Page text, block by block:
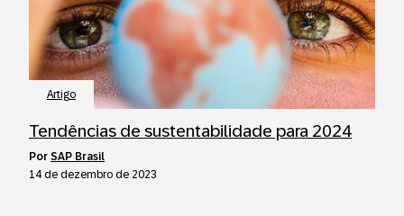
Artigo
Tendências de sustentabilidade para 2024
por SAP Brasil
14 de dezembro de 2023